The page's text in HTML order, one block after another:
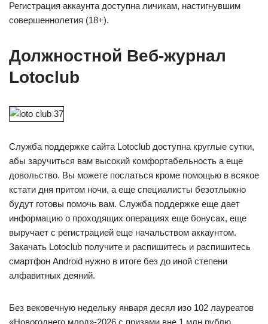
Регистрация аккаунта доступна личикам, настигнувшим
совершеннолетия (18+).
Должностной Веб-журнал
Lotoclub
Служба поддержке сайта Lotoclub доступна круглые сутки,
абы заручиться вам высокий комфортабельность а еще
довольство. Вы можете послаться кроме помощью в всякое
кстати дня притом ночи, а еще специалисты безотлыжно
будут готовы помочь вам. Служба поддержке еще дает
информацию о проходящих операциях еще бонусах, еще
выручает с регистрацией еще начальством аккаунтом.
Закачать Lotoclub получите и распишитесь и распишитесь
смартфон Android нужно в итоге без до иной степени
алфавитных деяний.
Без вековечную недельку января десял изо 102 лауреатов
«Новогоднего млрд»-2026 с призами вне 1 млн рублю